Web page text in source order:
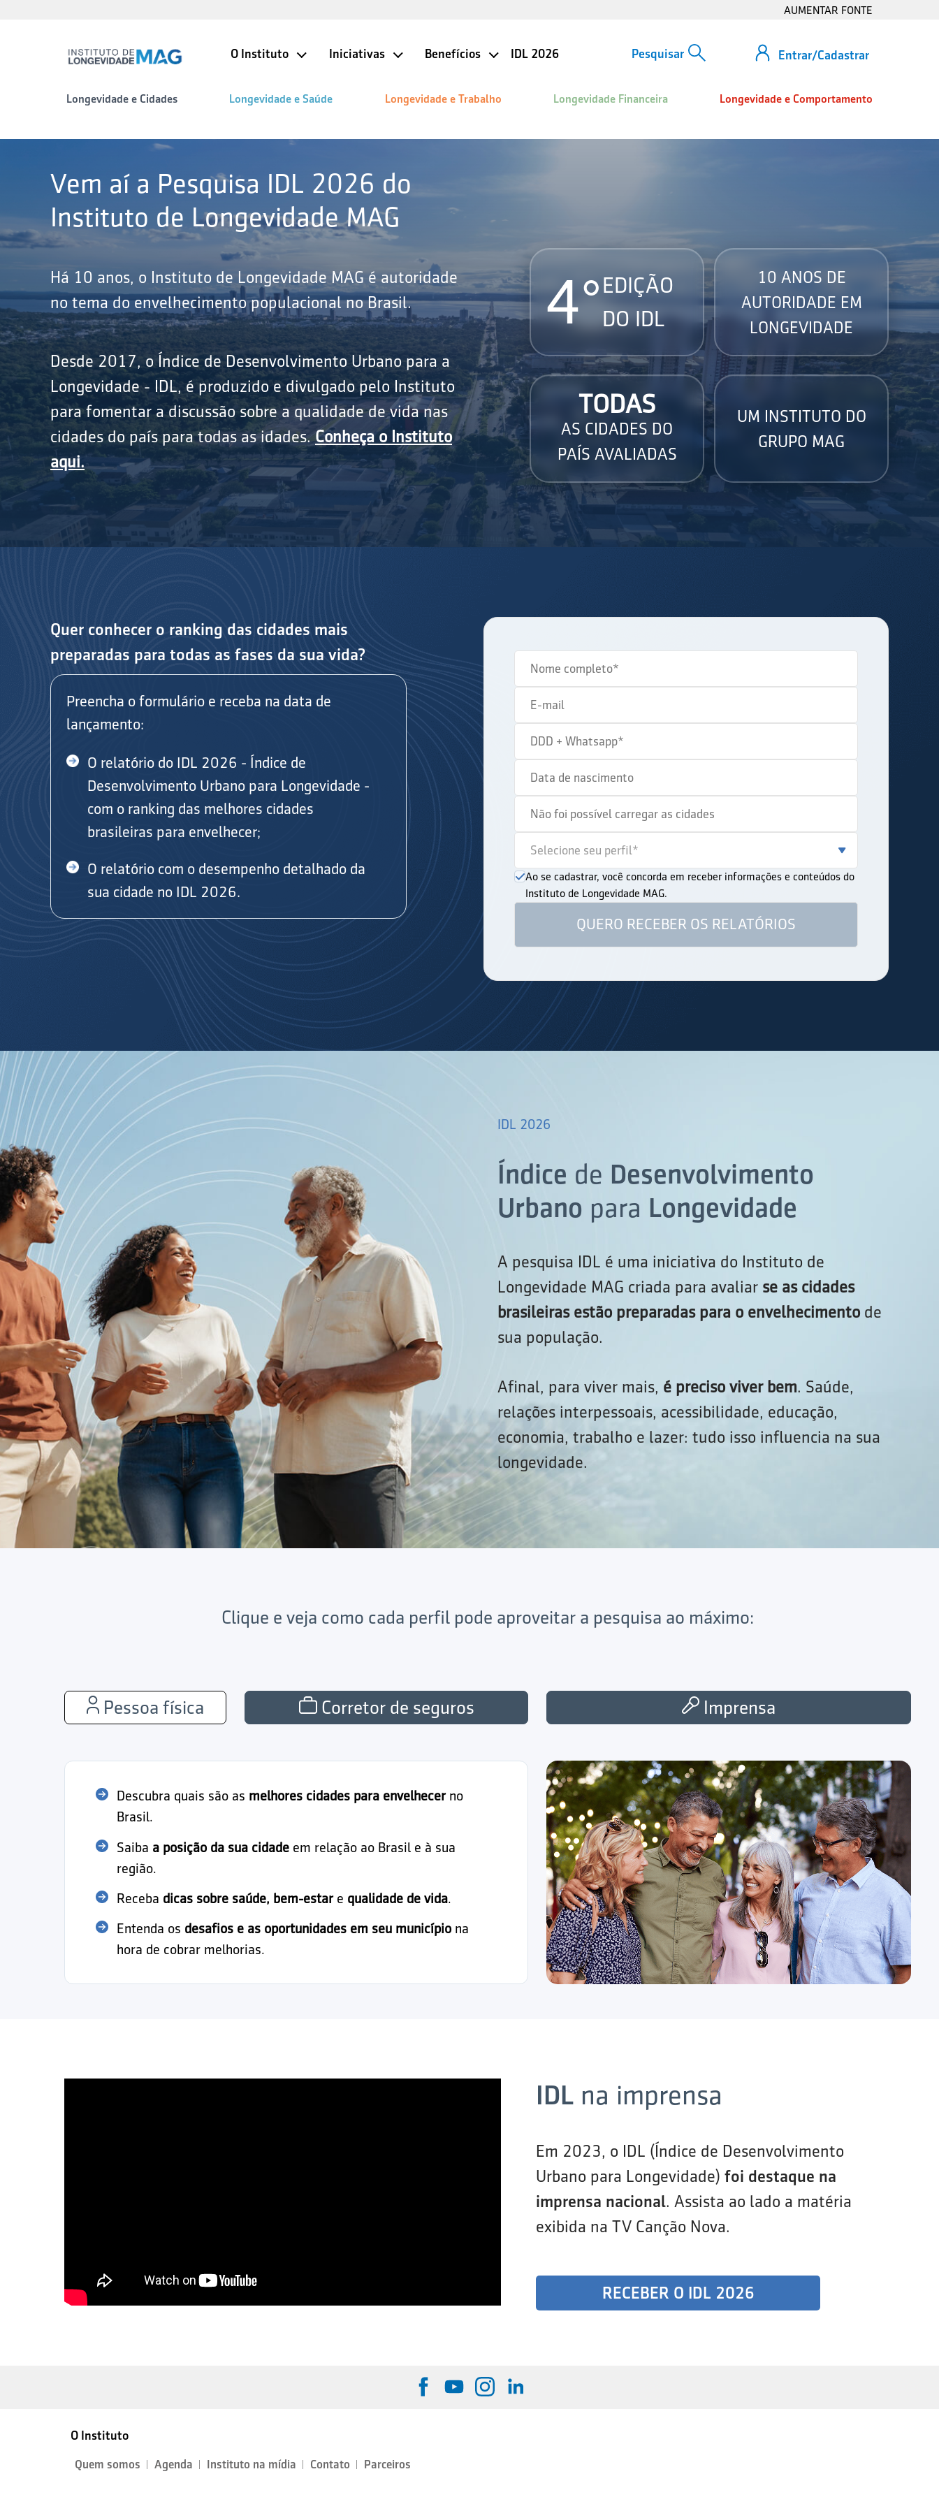
AUMENTAR FONTE
Entrar/Cadastrar
O Instituto Iniciativas Benefícios IDL 2026
Longevidade e Cidades Longevidade e Saúde Longevidade e Trabalho Longevidade Financeira Longevidade e Comportamento
Vem aí a Pesquisa IDL 2026 do
Instituto de Longevidade MAG
Há 10 anos, o Instituto de Longevidade MAG é autoridade
no tema do envelhecimento populacional no Brasil.
Desde 2017, o Índice de Desenvolvimento Urbano para a
Longevidade - IDL, é produzido e divulgado pelo Instituto
para fomentar a discussão sobre a qualidade de vida nas
cidades do país para todas as idades.Conheça o Instituto
aqui.
4° EDIÇÃO
DO IDL
10 ANOS DE
AUTORIDADE EM
LONGEVIDADE
TODAS
AS CIDADES DO
PAÍS AVALIADAS
UM INSTITUTO DO
GRUPO MAG
Quer conhecer o ranking das cidades mais
preparadas para todas as fases da sua vida?
Preencha o formulário e receba na data de
lançamento:
O relatório do IDL 2026 - Índice de
Desenvolvimento Urbano para Longevidade -
com o ranking das melhores cidades
brasileiras para envelhecer;
O relatório com o desempenho detalhado da
sua cidade no IDL 2026.
Ao se cadastrar, você concorda em receber informações e conteúdos do
Instituto de Longevidade MAG.
IDL 2026
Índice de Desenvolvimento
Urbano para Longevidade
A pesquisa IDL é uma iniciativa do Instituto de
Longevidade MAG criada para avaliar se as cidades
brasileiras estão preparadas para o envelhecimento de
sua população.
Afinal, para viver mais, é preciso viver bem. Saúde,
relações interpessoais, acessibilidade, educação,
economia, trabalho e lazer: tudo isso influencia na sua
longevidade.
Clique e veja como cada perfil pode aproveitar a pesquisa ao máximo:
Pessoa física Corretor de seguros Imprensa
Descubra quais são as melhores cidades para envelhecerno
Brasil.
Saiba a posição da sua cidade em relação ao Brasil e à sua
região.
Receba dicas sobre saúde, bem-estare qualidade de vida.
Entenda os desafios e as oportunidades em seu município na
hora de cobrar melhorias.
IDL na imprensa
Em 2023, o IDL (Índice de Desenvolvimento
Urbano para Longevidade) foi destaque na
imprensa nacional. Assista ao lado a matéria
exibida na TV Canção Nova.
RECEBER O IDL 2026
O Instituto
Quem somos Agenda Instituto na mídia Contato Parceiros